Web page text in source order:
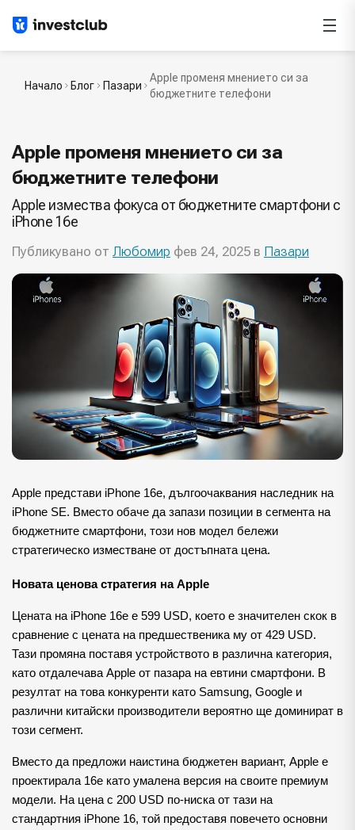
Начало Блог Пазари
Apple променя мнението си за
бюджетните телефони
Apple променя мнението си за
бюджетните телефони
Apple измества фокуса от бюджетните смартфони с
iPhone 16e
Публикувано от Любомир фев 24, 2025 в Пазари
Apple представи iPhone 16e, дългоочаквания наследник на
iPhone SE. Вместо обаче да запази позиции в сегмента на
бюджетните смартфони, този нов модел бележи
стратегическо изместване от достъпната цена.
Новата ценова стратегия на Apple
Цената на iPhone 16e е 599 USD, което е значителен скок в
сравнение с цената на предшественика му от 429 USD.
Тази промяна поставя устройството в различна категория,
като отдалечава Apple от пазара на евтини смартфони. В
резултат на това конкуренти като Samsung, Google и
различни китайски производители вероятно ще доминират в
този сегмент.
Вместо да предложи наистина бюджетен вариант, Apple е
проектирала 16e като умалена версия на своите премиум
модели. На цена с 200 USD по-ниска от тази на
стандартния iPhone 16, той предоставя повечето основни